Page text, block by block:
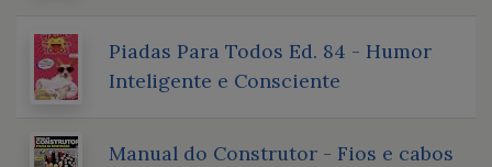
Piadas Para Todos Ed. 84 - Humor
Inteligente e Consciente
Manual do Construtor - Fios e cabos